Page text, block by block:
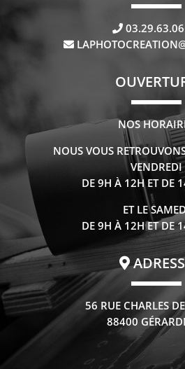
NOS
NOUS VOUS
VENDREDI
DE 9H À 12H ET DE
ET LE
DE 9H À 12H ET DE
56 RUE CHARLES
88400